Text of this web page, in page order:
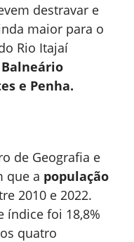
destravar e
maior para o
Rio Itajaí
Balneário
e Penha.
de Geografia e
que a população
2010 e 2022.
índice foi 18,8%
quatro